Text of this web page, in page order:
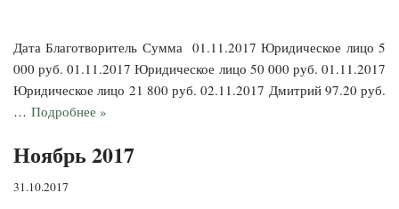
Дата Благотворитель Сумма 01.11.2017 Юридическое лицо 5
000 руб. 01.11.2017 Юридическое лицо 50 000 руб. 01.11.2017
Юридическое лицо 21 800 руб. 02.11.2017 Дмитрий 97.20 руб.
… Подробнее »
Ноябрь 2017
31.10.2017